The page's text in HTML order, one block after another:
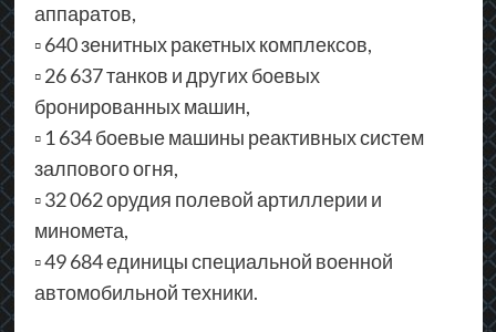
аппаратов,
▫ 640 зенитных ракетных комплексов,
▫ 26 637 танков и других боевых
бронированных машин,
▫ 1 634 боевые машины реактивных систем
залпового огня,
▫ 32 062 орудия полевой артиллерии и
миномета,
▫ 49 684 единицы специальной военной
автомобильной техники.